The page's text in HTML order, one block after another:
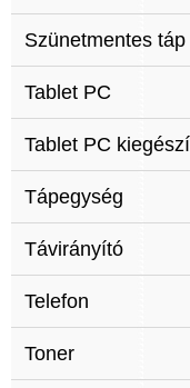
Szünetmentes táp
Tablet PC
Tablet PC
Tápegység
Távirányító
Telefon
Toner